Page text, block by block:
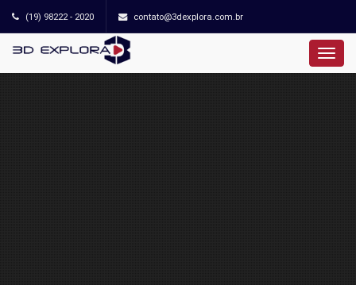
(19) 98222 - 2020 contato@3dexplora.com.br